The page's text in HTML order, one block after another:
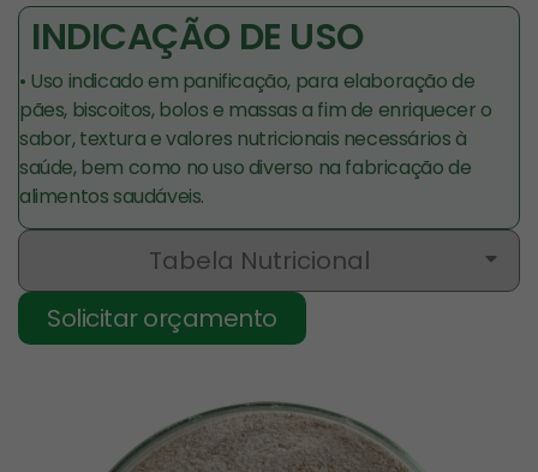
INDICAÇÃO DE USO
• Uso indicado em panificação, para elaboração de
pães, biscoitos, bolos e massas a fim de enriquecer o
sabor, textura e valores nutricionais necessários à
saúde, bem como no uso diverso na fabricação de
alimentos saudáveis.
Tabela Nutricional
Solicitar orçamento